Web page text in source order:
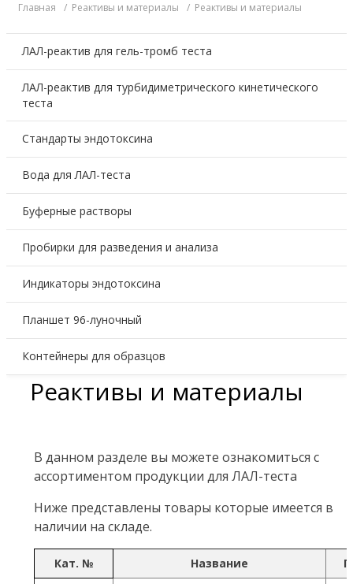
Главная Реактивы и материалы Реактивы и материалы
ЛАЛ-реактив для гель-тромб теста
ЛАЛ-реактив для турбидиметрического кинетического
теста
Стандарты эндотоксина
Вода для ЛАЛ-теста
Буферные растворы
Пробирки для разведения и анализа
Индикаторы эндотоксина
Планшет 96-луночный
Контейнеры для образцов
Реактивы и материалы
В данном разделе вы можете ознакомиться с
ассортиментом продукции для ЛАЛ-теста
Ниже представлены товары которые имеется в
наличии на складе.
Кат. № Название